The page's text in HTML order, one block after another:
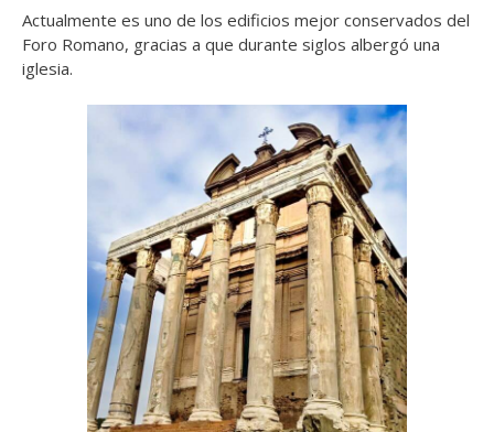
Actualmente es uno de los edificios mejor conservados del
Foro Romano, gracias a que durante siglos albergó una
iglesia.